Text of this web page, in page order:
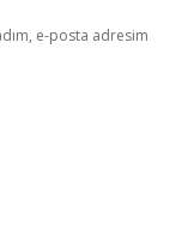
e-posta adresim